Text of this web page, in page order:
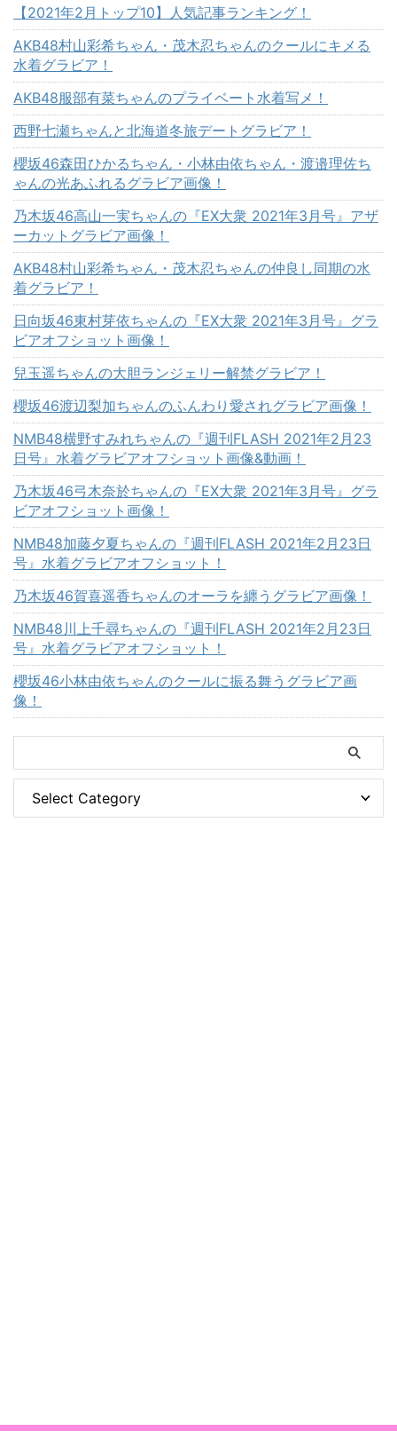
【2021年2月トップ10】人気記事ランキング！
AKB48村山彩希ちゃん・茂木忍ちゃんのクールにキメる
水着グラビア！
AKB48服部有菜ちゃんのプライベート水着写メ！
西野七瀬ちゃんと北海道冬旅デートグラビア！
櫻坂46森田ひかるちゃん・小林由依ちゃん・渡邉理佐ち
ゃんの光あふれるグラビア画像！
乃木坂46高山一実ちゃんの『EX大衆 2021年3月号』アザ
ーカットグラビア画像！
AKB48村山彩希ちゃん・茂木忍ちゃんの仲良し同期の水
着グラビア！
日向坂46東村芽依ちゃんの『EX大衆 2021年3月号』グラ
ビアオフショット画像！
兒玉遥ちゃんの大胆ランジェリー解禁グラビア！
櫻坂46渡辺梨加ちゃんのふんわり愛されグラビア画像！
NMB48横野すみれちゃんの『週刊FLASH 2021年2月23
日号』水着グラビアオフショット画像&動画！
乃木坂46弓木奈於ちゃんの『EX大衆 2021年3月号』グラ
ビアオフショット画像！
NMB48加藤夕夏ちゃんの『週刊FLASH 2021年2月23日
号』水着グラビアオフショット！
乃木坂46賀喜遥香ちゃんのオーラを纏うグラビア画像！
NMB48川上千尋ちゃんの『週刊FLASH 2021年2月23日
号』水着グラビアオフショット！
櫻坂46小林由依ちゃんのクールに振る舞うグラビア画
像！